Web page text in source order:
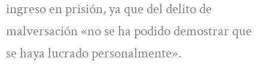
ingreso en prisión, ya que del delito de
malversación «no se ha podido demostrar que
se haya lucrado personalmente».